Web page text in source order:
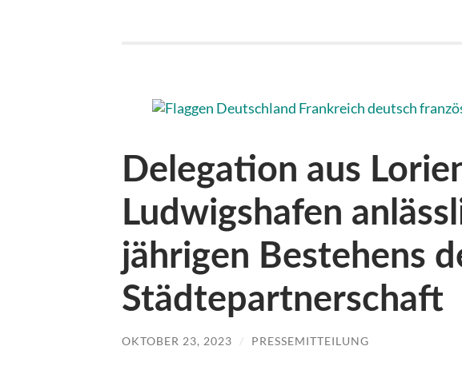
Delegation aus
Ludwigshafen
jährigen Bestehens
Städtepartnerschaft
OKTOBER 23, 2023 / PRESSEMITTEILUNG